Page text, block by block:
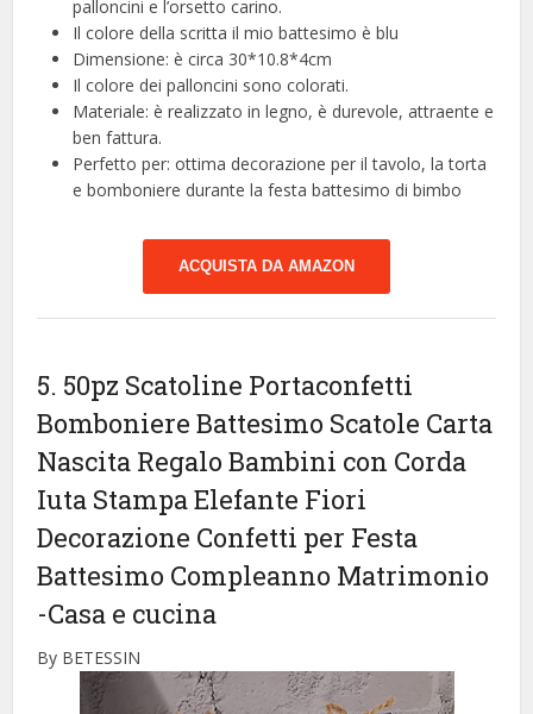
palloncini e l’orsetto carino.
Il colore della scritta il mio battesimo è blu
Dimensione: è circa 30*10.8*4cm
Il colore dei palloncini sono colorati.
Materiale: è realizzato in legno, è durevole, attraente e
ben fattura.
Perfetto per: ottima decorazione per il tavolo, la torta
e bomboniere durante la festa battesimo di bimbo
ACQUISTA DA AMAZON
5. 50pz Scatoline Portaconfetti
Bomboniere Battesimo Scatole Carta
Nascita Regalo Bambini con Corda
Iuta Stampa Elefante Fiori
Decorazione Confetti per Festa
Battesimo Compleanno Matrimonio
-Casa e cucina
By BETESSIN